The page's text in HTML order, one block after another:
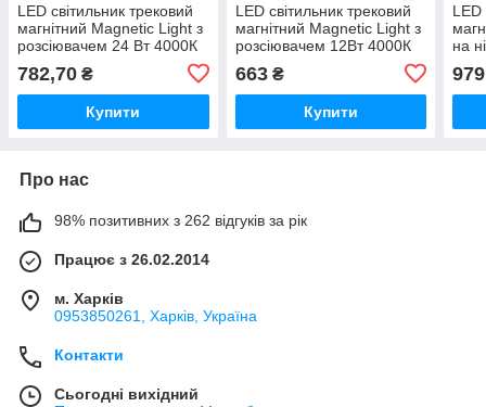
LED світильник трековий
магнітний Magnetic Light з
розсіювачем 24 Вт 4000К
782,70 ₴
Купити
LED світильник трековий
магнітний Magnetic Light з
розсіювачем 12Вт 4000К
663₴
Купити
LED
на
Про нас
98% позитивних з 262 відгуків за рік
Працює з 26.02.2014
м. Харків
0953850261, Харків, Україна
Контакти
Сьогодні вихідний